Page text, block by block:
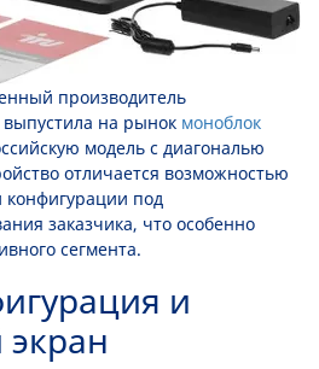
производитель
на рынок моноблок
модель с диагональю
отличается возможностью
под
заказчика, что особенно
сегмента.
и